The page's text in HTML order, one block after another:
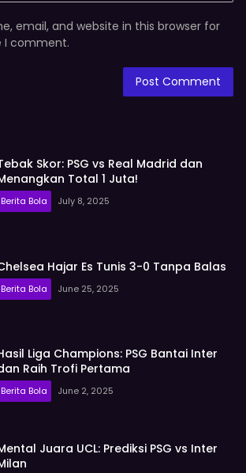
email, and website in this browser for
I comment.
Skor: PSG vs Real Madrid dan
Total 1 Juta!
Berita Bola July 8, 2025
Hajar Es Tunis 3-0 Tanpa Balas
Berita Bola June 25, 2025
Liga Champions: PSG Bantai Inter
Raih Trofi Pertama
Berita Bola June 2, 2025
Juara UCL: Prediksi PSG vs Inter